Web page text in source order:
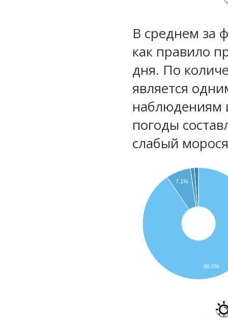
В среднем за
как правило
дня. По
является
наблюдениям
погоды
слабый
7.1%
90.5%